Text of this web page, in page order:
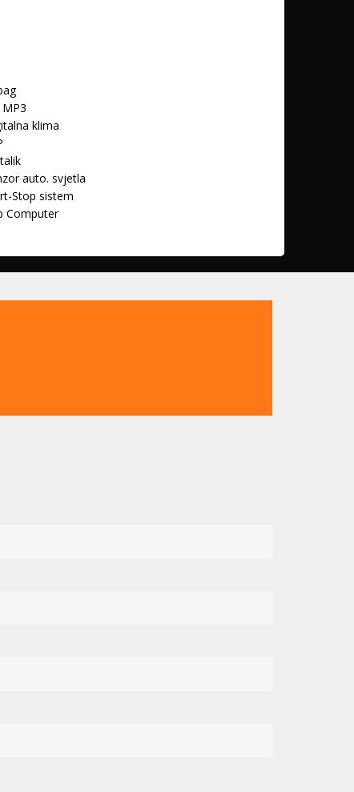
klima
auto. svjetla
Stop sistem
Computer